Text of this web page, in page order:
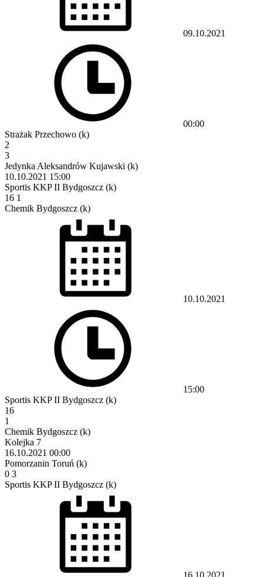
09.10.2021
00:00
Strażak Przechowo (k)
2
3
Jedynka Aleksandrów Kujawski (k)
10.10.2021 15:00
Sportis KKP II Bydgoszcz (k)
16 1
Chemik Bydgoszcz (k)
10.10.2021
15:00
Sportis KKP II Bydgoszcz (k)
16
1
Chemik Bydgoszcz (k)
Kolejka 7
16.10.2021 00:00
Pomorzanin Toruń (k)
0 3
Sportis KKP II Bydgoszcz (k)